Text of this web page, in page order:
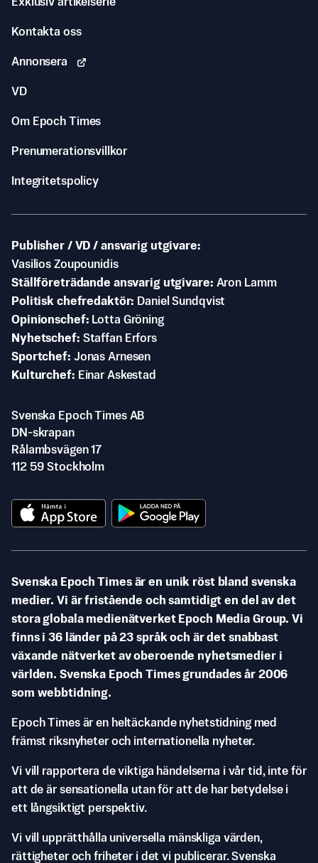
Exklusiv artikelserie
Kontakta oss
Annonsera
VD
Om Epoch Times
Prenumerationsvillkor
Integritetspolicy
Publisher / VD / ansvarig utgivare
Vasilios Zoupounidis
Ställföreträdande ansvarig utgivare Aron Lamm
Politisk chefredaktör
Daniel Sundqvist
Opinionschef
Lotta Gröning
Nyhetschef Staffan Erfors
Sportchef Jonas Arnesen
Kulturchef
Einar Askestad
Svenska Epoch Times AB
DN-skrapan
Rålambsvägen 17
112 59 Stockholm
Svenska Epoch Times är en unik röst bland svenska
medier. Vi är fristående och samtidigt en del av det
stora globala medienätverket Epoch Media Group. Vi
finns i 36 länder på 23 språk och är det snabbast
växande nätverket av oberoende nyhetsmedier i
världen. Svenska Epoch Times grundades år 2006
som webbtidning.
Epoch Times är en heltäckande nyhetstidning med
främst riksnyheter och internationella nyheter.
Vi vill rapportera de viktiga händelserna i vår tid, inte för
att de är sensationella utan för att de har betydelse i
ett långsiktigt perspektiv.
Vi vill upprätthålla universella mänskliga värden,
rättigheter och friheter i det vi publicerar. Svenska